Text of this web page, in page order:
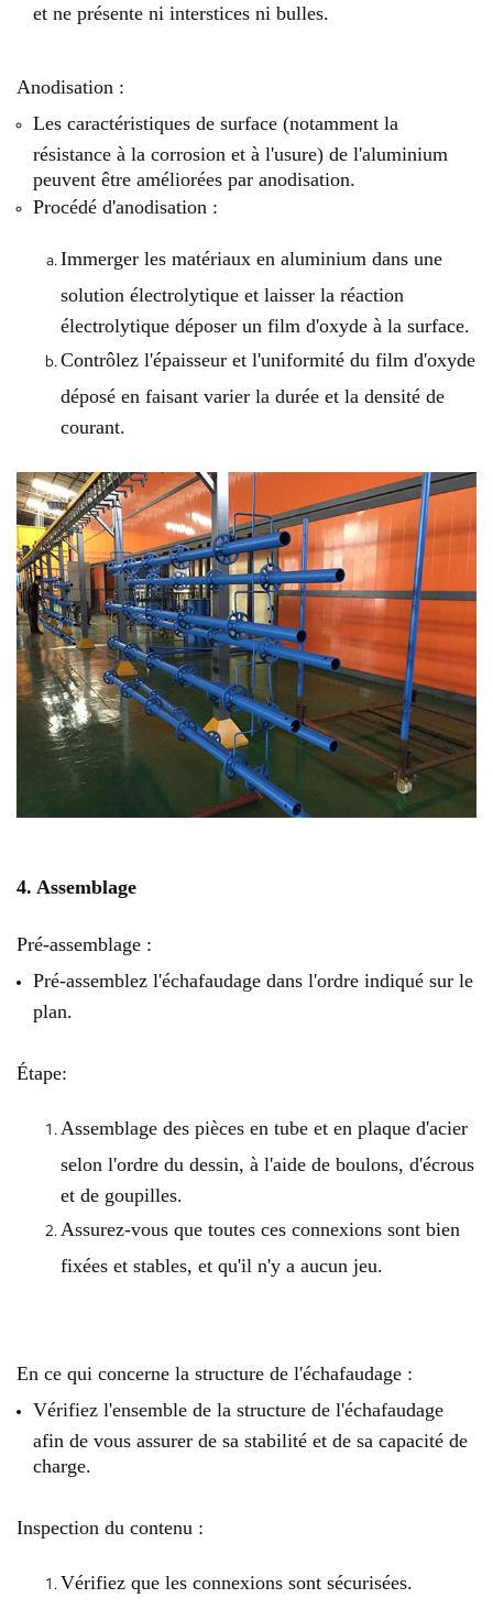
et ne présente ni interstices ni bulles.
Anodisation :
Les caractéristiques de surface (notamment la
résistance à la corrosion et à l'usure) de l'aluminium
peuvent être améliorées par anodisation.
Procédé d'anodisation :
Immerger les matériaux en aluminium dans une
solution électrolytique et laisser la réaction
électrolytique déposer un film d'oxyde à la surface.
Contrôlez l'épaisseur et l'uniformité du film d'oxyde
déposé en faisant varier la durée et la densité de
courant.
4. Assemblage
Pré-assemblage :
Pré-assemblez l'échafaudage dans l'ordre indiqué sur le
plan.
Étape:
Assemblage des pièces en tube et en plaque d'acier
selon l'ordre du dessin, à l'aide de boulons, d'écrous
et de goupilles.
Assurez-vous que toutes ces connexions sont bien
fixées et stables, et qu'il n'y a aucun jeu.
En ce qui concerne la structure de l'échafaudage :
Vérifiez l'ensemble de la structure de l'échafaudage
afin de vous assurer de sa stabilité et de sa capacité de
charge.
Inspection du contenu :
Vérifiez que les connexions sont sécurisées.